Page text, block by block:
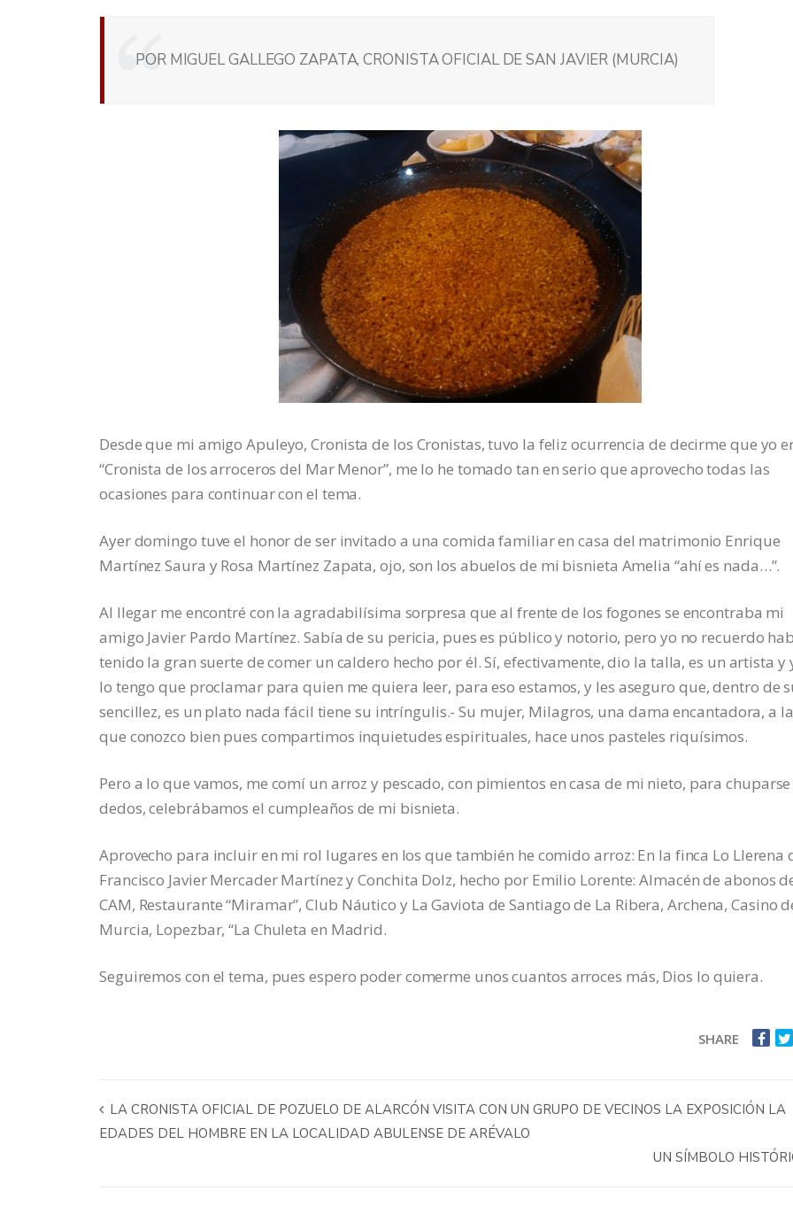
POR MIGUEL GALLEGO ZAPATA, CRONISTA OFICIAL DE SAN JAVIER (MURCIA)
Desde que mi amigo Apuleyo, Cronista de los Cronistas, tuvo la feliz ocurrencia de decirme que yo
“Cronista de los arroceros del Mar Menor”, me lo he tomado tan en serio que aprovecho todas las
ocasiones para continuar con el tema.
Ayer domingo tuve el honor de ser invitado a una comida familiar en casa del matrimonio Enrique
Martínez Saura y Rosa Martínez Zapata, ojo, son los abuelos de mi bisnieta Amelia “ahí es nada…”.
Al llegar me encontré con la agradabilísima sorpresa que al frente de los fogones se encontraba mi
amigo Javier Pardo Martínez. Sabía de su pericia, pues es público y notorio, pero yo no recuerdo
tenido la gran suerte de comer un caldero hecho por él. Sí, efectivamente, dio la talla, es un artista y
lo tengo que proclamar para quien me quiera leer, para eso estamos, y les aseguro que, dentro de
sencillez, es un plato nada fácil tiene su intríngulis.- Su mujer, Milagros, una dama encantadora, a la
que conozco bien pues compartimos inquietudes espirituales, hace unos pasteles riquísimos.
Pero a lo que vamos, me comí un arroz y pescado, con pimientos en casa de mi nieto, para
dedos, celebrábamos el cumpleaños de mi bisnieta.
Aprovecho para incluir en mi rol lugares en los que también he comido arroz: En la finca Lo Llerena
Francisco Javier Mercader Martínez y Conchita Dolz, hecho por Emilio Lorente: Almacén de abonos
CAM, Restaurante “Miramar”, Club Náutico y La Gaviota de Santiago de La Ribera, Archena, Casino
Murcia, Lopezbar, “La Chuleta en Madrid.
Seguiremos con el tema, pues espero poder comerme unos cuantos arroces más, Dios lo quiera.
SHARE
LA CRONISTA OFICIAL DE POZUELO DE ALARCÓN VISITA CON UN GRUPO DE VECINOS LA EXPOSICIÓN LA
EDADES DEL HOMBRE EN LA LOCALIDAD ABULENSE DE ARÉVALO
UN SÍMBOLO